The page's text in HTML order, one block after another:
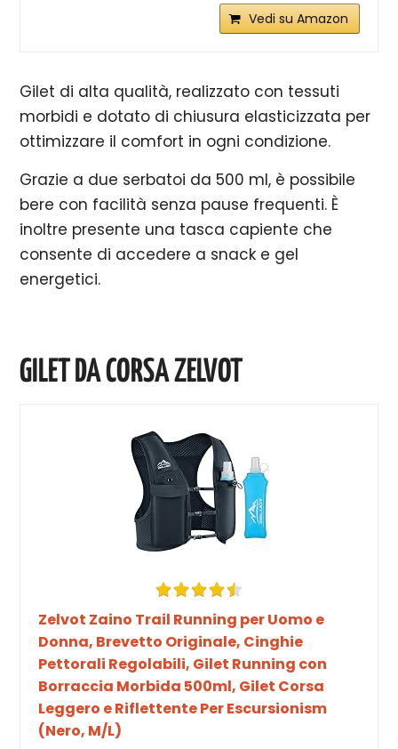
Vedi su Amazon
Gilet di alta qualità, realizzato con tessuti
morbidi e dotato di chiusura elasticizzata per
ottimizzare il comfort in ogni condizione.
Grazie a due serbatoi da 500 ml, è possibile
bere con facilità senza pause frequenti. È
inoltre presente una tasca capiente che
consente di accedere a snack e gel
energetici.
GILET DA CORSA ZELVOT
Zelvot Zaino Trail Running per Uomo e
Donna, Brevetto Originale, Cinghie
Pettorali Regolabili, Gilet Running con
Borraccia Morbida 500ml, Gilet Corsa
Leggero e Riflettente Per Escursionism
(Nero, M/L)